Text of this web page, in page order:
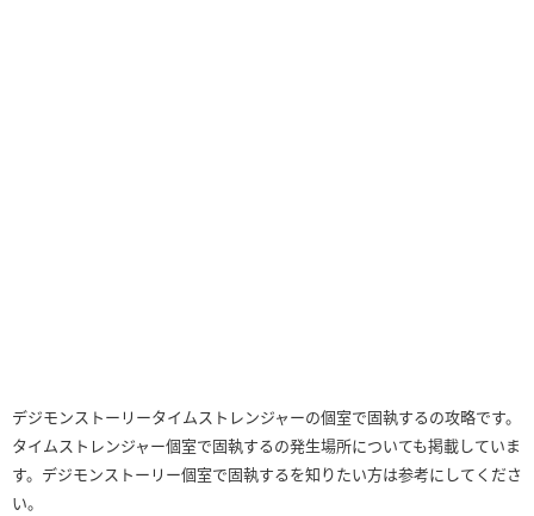
デジモンストーリータイムストレンジャーの個室で固執するの攻略です。
タイムストレンジャー個室で固執するの発生場所についても掲載していま
す。デジモンストーリー個室で固執するを知りたい方は参考にしてくださ
い。